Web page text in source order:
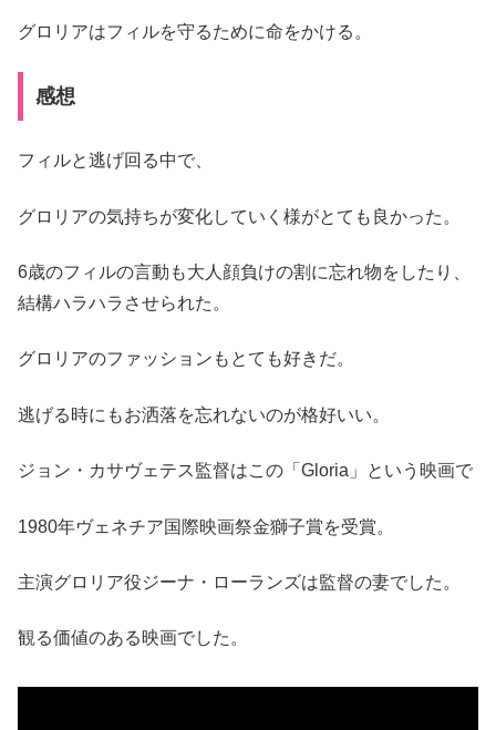
グロリアはフィルを守るために命をかける。
感想
フィルと逃げ回る中で、
グロリアの気持ちが変化していく様がとても良かった。
6歳のフィルの言動も大人顔負けの割に忘れ物をしたり、
結構ハラハラさせられた。
グロリアのファッションもとても好きだ。
逃げる時にもお洒落を忘れないのが格好いい。
ジョン・カサヴェテス監督はこの「Gloria」という映画で
1980年ヴェネチア国際映画祭金獅子賞を受賞。
主演グロリア役ジーナ・ローランズは監督の妻でした。
観る価値のある映画でした。